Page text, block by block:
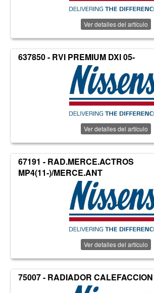
Ver detalles del artículo
637850 - RVI PREMIUM DXI 05-
Ver detalles del artículo
67191 - RAD.MERCE.ACTROS
MP4(11-)/MERCE.ANT
Ver detalles del artículo
75007 - RADIADOR